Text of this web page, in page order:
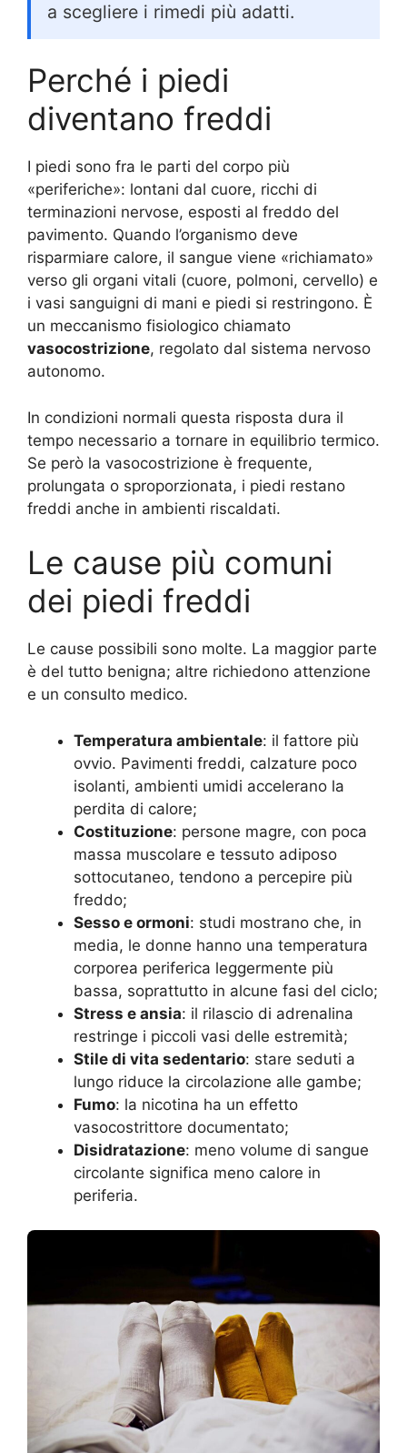
a scegliere i rimedi più adatti.
Perché i piedi
diventano freddi
I piedi sono fra le parti del corpo più
«periferiche»: lontani dal cuore, ricchi di
terminazioni nervose, esposti al freddo del
pavimento. Quando l’organismo deve
risparmiare calore, il sangue viene «richiamato»
verso gli organi vitali (cuore, polmoni, cervello) e
i vasi sanguigni di mani e piedi si restringono. È
un meccanismo fisiologico chiamato
vasocostrizione, regolato dal sistema nervoso
autonomo.
In condizioni normali questa risposta dura il
tempo necessario a tornare in equilibrio termico.
Se però la vasocostrizione è frequente,
prolungata o sproporzionata, i piedi restano
freddi anche in ambienti riscaldati.
Le cause più comuni
dei piedi freddi
Le cause possibili sono molte. La maggior parte
è del tutto benigna; altre richiedono attenzione
e un consulto medico.
Temperatura ambientale: il fattore più
ovvio. Pavimenti freddi, calzature poco
isolanti, ambienti umidi accelerano la
perdita di calore;
Costituzione: persone magre, con poca
massa muscolare e tessuto adiposo
sottocutaneo, tendono a percepire più
freddo;
Sesso e ormoni: studi mostrano che, in
media, le donne hanno una temperatura
corporea periferica leggermente più
bassa, soprattutto in alcune fasi del ciclo;
Stress e ansia: il rilascio di adrenalina
restringe i piccoli vasi delle estremità;
Stile di vita sedentario: stare seduti a
lungo riduce la circolazione alle gambe;
Fumo: la nicotina ha un effetto
vasocostrittore documentato;
Disidratazione: meno volume di sangue
circolante significa meno calore in
periferia.